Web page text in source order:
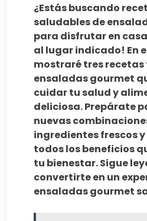
¿Estás buscando
saludables de
para disfrutar en
al lugar indicado! En
mostraré tres recetas
ensaladas gourmet
cuidar tu salud y
deliciosa. Prepárate
nuevas
ingredientes frescos
todos los beneficios
tu bienestar. Sigue
convertirte en un
ensaladas gourmet